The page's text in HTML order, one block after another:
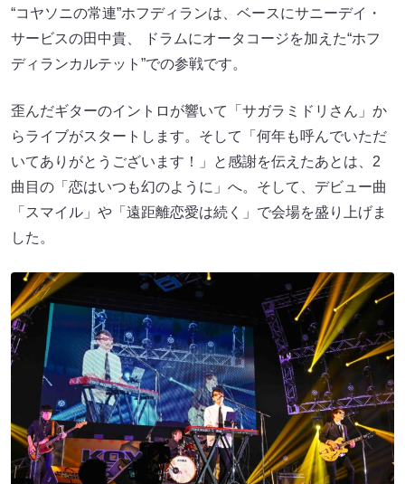
“コヤソニの常連”ホフディランは、ベースにサニーデイ・
サービスの田中貴、 ドラムにオータコージを加えた“ホフ
ディランカルテット”での参戦です。
歪んだギターのイントロが響いて「サガラミドリさん」か
らライブがスタートします。そして「何年も呼んでいただ
いてありがとうございます！」と感謝を伝えたあとは、2
曲目の「恋はいつも幻のように」へ。そして、デビュー曲
「スマイル」や「遠距離恋愛は続く」で会場を盛り上げま
した。